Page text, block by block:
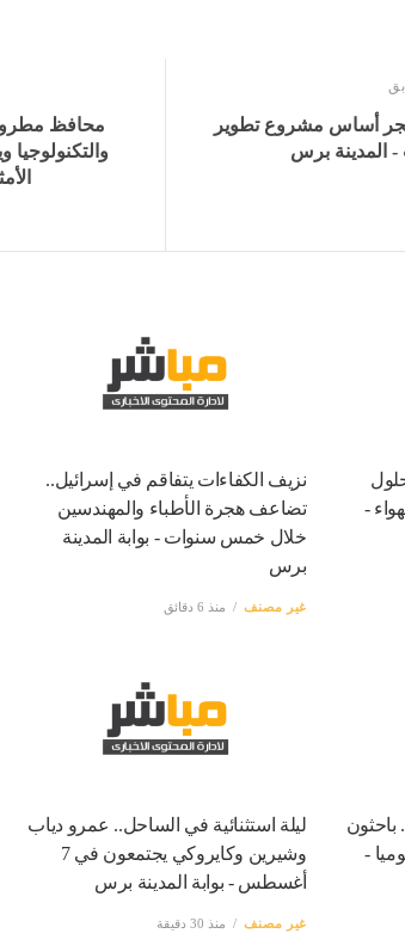
أساس مشروع تطوير
المدينة برس
محافظ
والتكنولوجيا
-
نزيف الكفاءات يتفاقم في إسرائيل..
تضاعف هجرة الأطباء والمهندسين
خلال خمس سنوات - بوابة المدينة
برس
غير مصنف منذ 6 دقائق
باحثون
-
ليلة استثنائية في الساحل.. عمرو دياب
وشيرين وكايروكي يجتمعون في 7
أغسطس - بوابة المدينة برس
غير مصنف منذ 30 دقيقة